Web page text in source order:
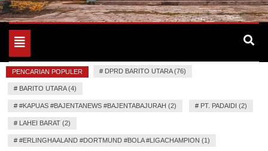
Toggle
navigation
PENCARIAN POPULER # DPRD BARITO UTARA (76)
# BARITO UTARA (4)
# #KAPUAS #BAJENTANEWS #BAJENTABAJURAH (2) # PT. PADAIDI (2)
# LAHEI BARAT (2)
# #ERLINGHAALAND #DORTMUND #BOLA #LIGACHAMPION (1)